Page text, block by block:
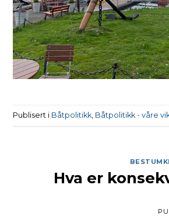
Publisert i Båtpolitikk Båtpolitikk - våre
Hva er